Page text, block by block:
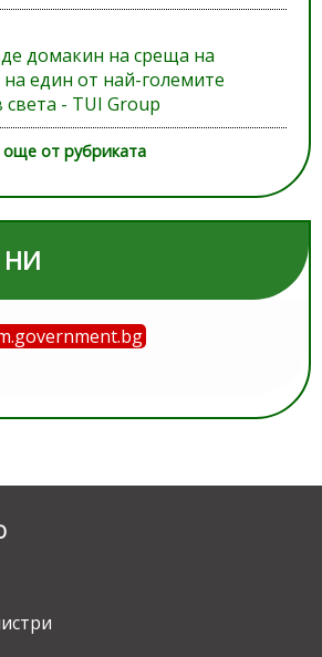
домакин на среща на
един от най-големите
- TUI Group
още от рубриката